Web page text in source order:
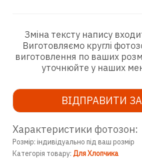
Зміна тексту напису
Виготовляємо круглі
виготовлення по ваших
уточнюйте у наших
ВІДПРАВИТИ
Характеристики фотозон:
Розмір: індивідуально під ваш розмір
Категорія товару: Для Хлопчика